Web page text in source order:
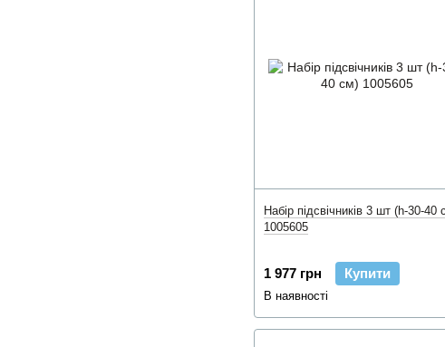
Набір підсвічників 3 шт (h-30-40
1005605
1 977 грн Купити
В наявності